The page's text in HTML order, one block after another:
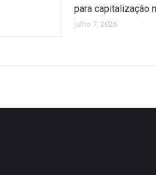
para capitalização
julho 7, 2026